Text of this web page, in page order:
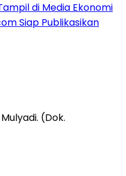
di Media Ekonomi
Siap Publikasikan